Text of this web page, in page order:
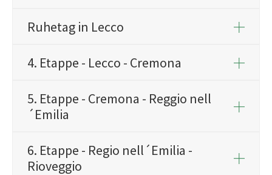
Ruhetag in Lecco
4. Etappe - Lecco - Cremona
5. Etappe - Cremona - Reggio nell
´Emilia
6. Etappe - Regio nell´Emilia -
Rioveggio